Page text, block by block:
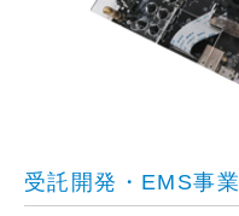
受託開発・EMS事業